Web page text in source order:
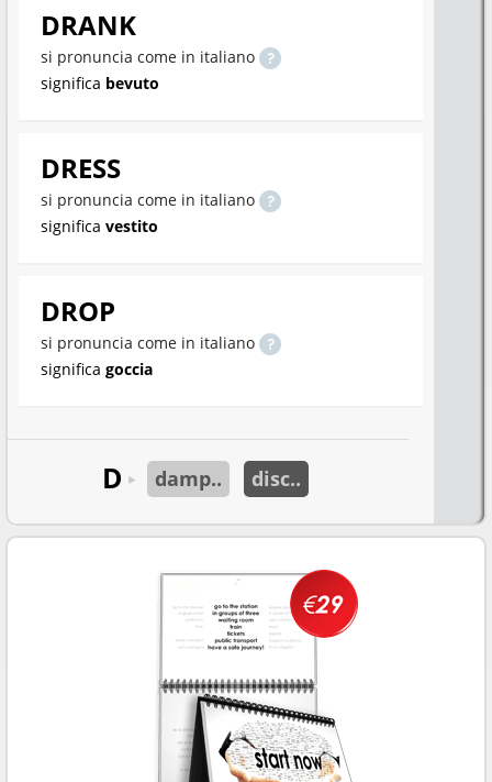
DRANK
si pronuncia come in italiano
significa bevuto
DRESS
si pronuncia come in italiano
significa vestito
DROP
si pronuncia come in italiano
significa goccia
D ► damp.. disc..